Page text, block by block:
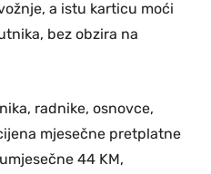
a istu karticu moći
bez obzira na
radnike, osnovce,
mjesečne pretplatne
44 KM,